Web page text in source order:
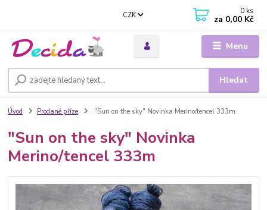
Menu
CZK
Hledat
0 ks
za 0,00 Kč
Úvod Prodané příze "Sun on the sky" Novinka Merino/tencel 333m
"Sun on the sky" Novinka
Merino/tencel 333m